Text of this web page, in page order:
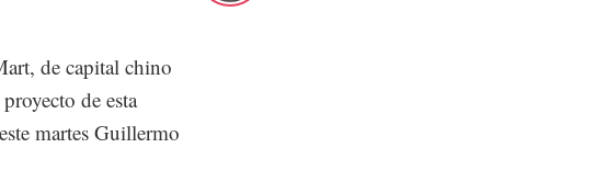
de capital chino
de esta
martes Guillermo